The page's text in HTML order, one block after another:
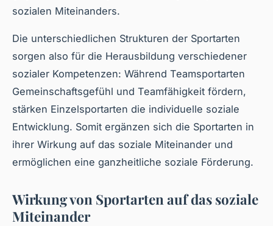
sozialen Miteinanders.
Die unterschiedlichen Strukturen der Sportarten
sorgen also für die Herausbildung verschiedener
sozialer Kompetenzen: Während Teamsportarten
Gemeinschaftsgefühl und Teamfähigkeit fördern,
stärken Einzelsportarten die individuelle soziale
Entwicklung. Somit ergänzen sich die Sportarten in
ihrer Wirkung auf das soziale Miteinander und
ermöglichen eine ganzheitliche soziale Förderung.
Wirkung von Sportarten auf das soziale
Miteinander